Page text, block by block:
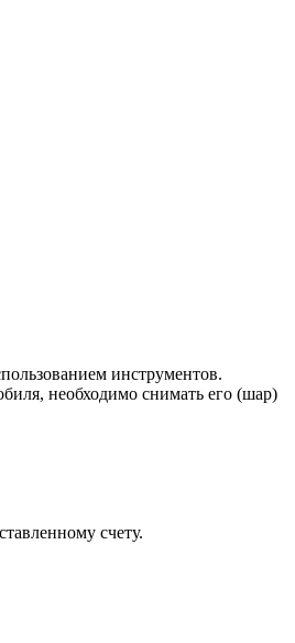
инструментов.
необходимо снимать его (шар)
счету.